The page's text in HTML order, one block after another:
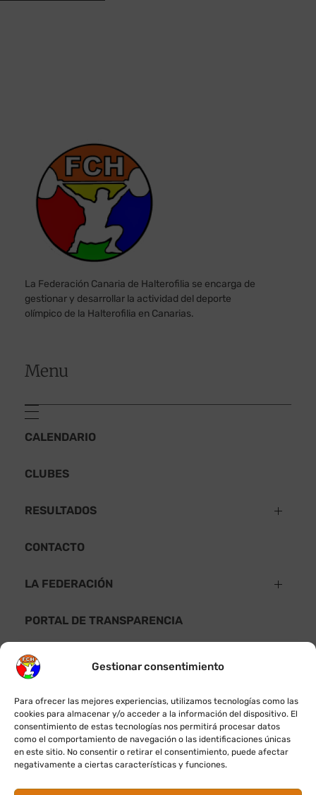
Gestionar consentimiento
Para ofrecer las mejores experiencias, utilizamos tecnologías como las
cookies para almacenar y/o acceder a la información del dispositivo. El
consentimiento de estas tecnologías nos permitirá procesar datos
como el comportamiento de navegación o las identificaciones únicas
en este sitio. No consentir o retirar el consentimiento, puede afectar
negativamente a ciertas características y funciones.
La Federación Canaria de Halterofilia se encarga de
gestionar y desarrollar la actividad del deporte
olímpico de la Halterofilia en Canarias.
Menu
CALENDARIO
CLUBES
RESULTADOS
Resultados 2026
CONTACTO
LA FEDERACIÓN
Estatutos
Protocolo de Protección a la Infancia y Adolescencia
PORTAL DE TRANSPARENCIA
Privacidad
Política de privacidad
Política de Cookies